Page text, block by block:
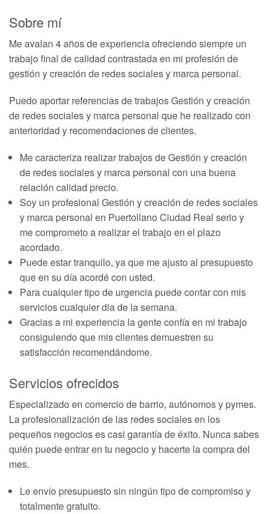
Sobre mí
Me avalan 4 años de experiencia ofreciendo siempre un
trabajo final de calidad contrastada en mi profesión de
gestión y creación de redes sociales y marca personal.
Puedo aportar referencias de trabajos Gestión y creación
de redes sociales y marca personal que he realizado con
anterioridad y recomendaciones de clientes.
Me caracteriza realizar trabajos de Gestión y creación
de redes sociales y marca personal con una buena
relación calidad precio.
Soy un profesional Gestión y creación de redes sociales
y marca personal en Puertollano Ciudad Real serio y
me comprometo a realizar el trabajo en el plazo
acordado.
Puede estar tranquilo, ya que me ajusto al presupuesto
que en su día acordé con usted.
Para cualquier tipo de urgencia puede contar con mis
servicios cualquier dia de la semana.
Gracias a mi experiencia la gente confía en mi trabajo
consiguiendo que mis clientes demuestren su
satisfacción recomendándome.
Servicios ofrecidos
Especializado en comercio de barrio, autónomos y pymes.
La profesionalización de las redes sociales en los
pequeños negocios es casi garantía de éxito. Nunca sabes
quién puede entrar en tu negocio y hacerte la compra del
mes.
Le envío presupuesto sin ningún tipo de compromiso y
totalmente gratuito.